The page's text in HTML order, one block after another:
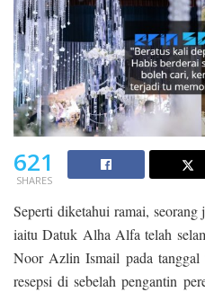
621
SHARES
Seperti diketahui ramai,
iaitu Datuk Alha Alfa telah
Noor Azlin Ismail pada
resepsi di sebelah pengantin